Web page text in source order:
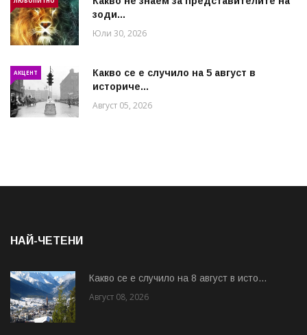
зоди...
Юли 30, 2026
АКЦЕНТ
Какво се е случило на 5 август в
историче...
Август 05, 2026
НАЙ-ЧЕТЕНИ
Какво се е случило на 8 август в исто...
Август 08, 2026